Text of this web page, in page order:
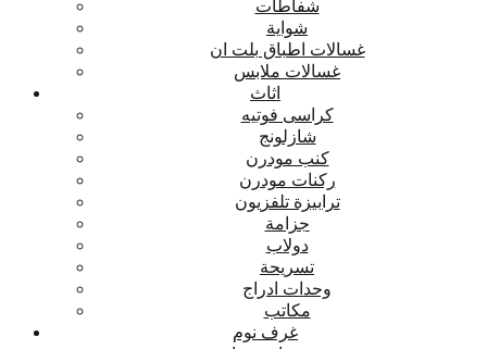
شفاطات
شواية
غسالات اطباق بلت ان
غسالات ملابس
اثاث
كراسى فوتيه
شازلونج
كنب مودرن
ركنات مودرن
ترابيزة تلفزيون
جزامة
دولاب
تسريحة
وحدات ادراج
مكاتب
غرف نوم